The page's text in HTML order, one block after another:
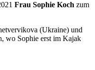
Frau Sophie Koch zum
(Ukraine) und
wo Sophie erst im Kajak